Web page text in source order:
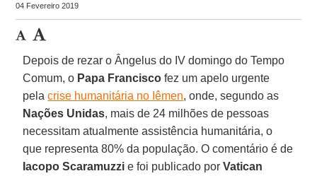
04 Fevereiro 2019
Depois de rezar o Ângelus do IV domingo do Tempo
Comum, o Papa Francisco fez um apelo urgente
pelacrise humanitária no Iêmen, onde, segundo as
Nações Unidas, mais de 24 milhões de pessoas
necessitam atualmente assistência humanitária, o
que representa 80% da população. O comentário é de
Iacopo Scaramuzzi e foi publicado porVatican